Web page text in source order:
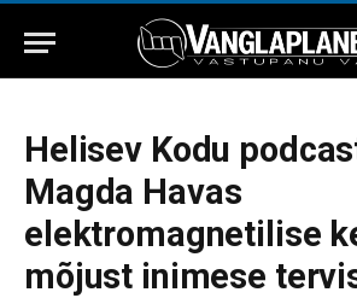
Helisev Kodu
Magda Havas
elektromagnetilise
mõjust inimese